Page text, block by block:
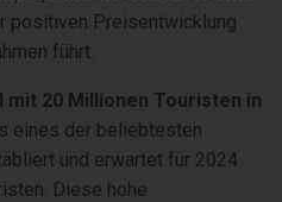
positiven Preisentwicklung
führt.
20 Millionen Touristen in
eines der beliebtesten
und erwartet für 2024
Diese hohe